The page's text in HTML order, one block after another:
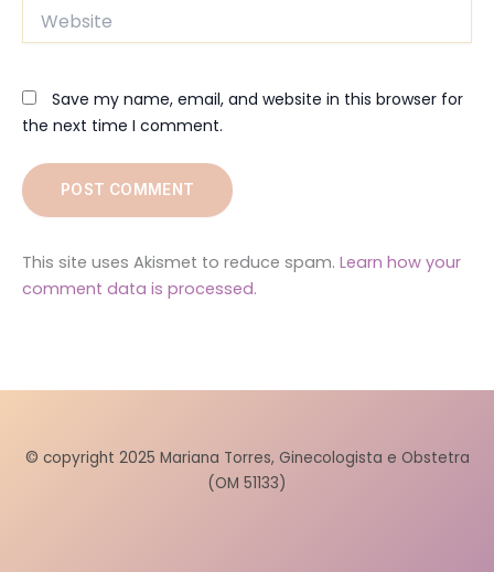
Website
Save my name, email, and website in this browser for
the next time I comment.
This site uses Akismet to reduce spam. Learn how your
comment data is processed.
© copyright 2025 Mariana Torres, Ginecologista e Obstetra
(OM 51133)